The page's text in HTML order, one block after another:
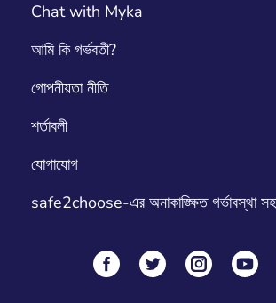
Chat with Myka
আমি কি গর্ভবতী?
গোপনীয়তা নীতি
শর্তাবলী
যোগাযোগ
safe2choose-এর অনাকাঙ্ক্ষিত গর্ভাবস্থা